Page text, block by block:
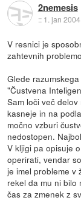
2nemesis
:: 1. jan
V resnici je
zahtevnih
Glede
"Čustvena
Sam loči več
kasneje in na
močno vzburi
nedostopen.
V kljigi pa opisuje
operirati, vendar
je imel probleme v
rekel da mu ni
čas za zmenek z